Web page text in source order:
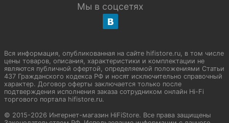
Мы в соцсетях
Вся информация, опубликованная на сайте hifistore.ru, в том числе
цены товаров, описания, характеристики и комплектации не
являются публичной офертой, определяемой положениями Статьи
437 Гражданского кодекса РФ и носят исключительно справочный
характер. Договор оферты заключается только после
подтверждения исполнения заказа сотрудником онлайн Hi-Fi
торгового портала hifistore.ru.
© 2015-2026 Интернет-магазин HiFiStore. Все права защищены